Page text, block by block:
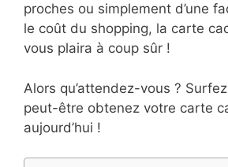
proches ou simplement d’une
le coût du shopping, la carte
vous plaira à coup sûr !
Alors qu’attendez-vous ?
peut-être obtenez votre carte
aujourd’hui !